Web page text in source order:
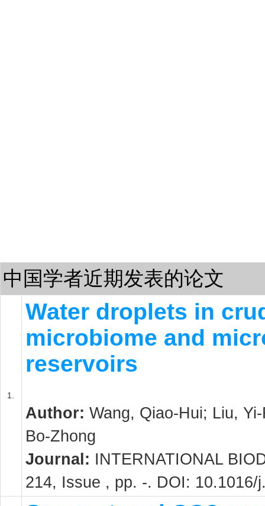
中国学者近期发表的论文
1.
Water droplets in
microbiome and
reservoirs
Author: Wang, Qiao-Hui; Liu,
Bo-Zhong
Journal: INTERNATIONAL
214, Issue , pp. -. DOI: 10.1016/